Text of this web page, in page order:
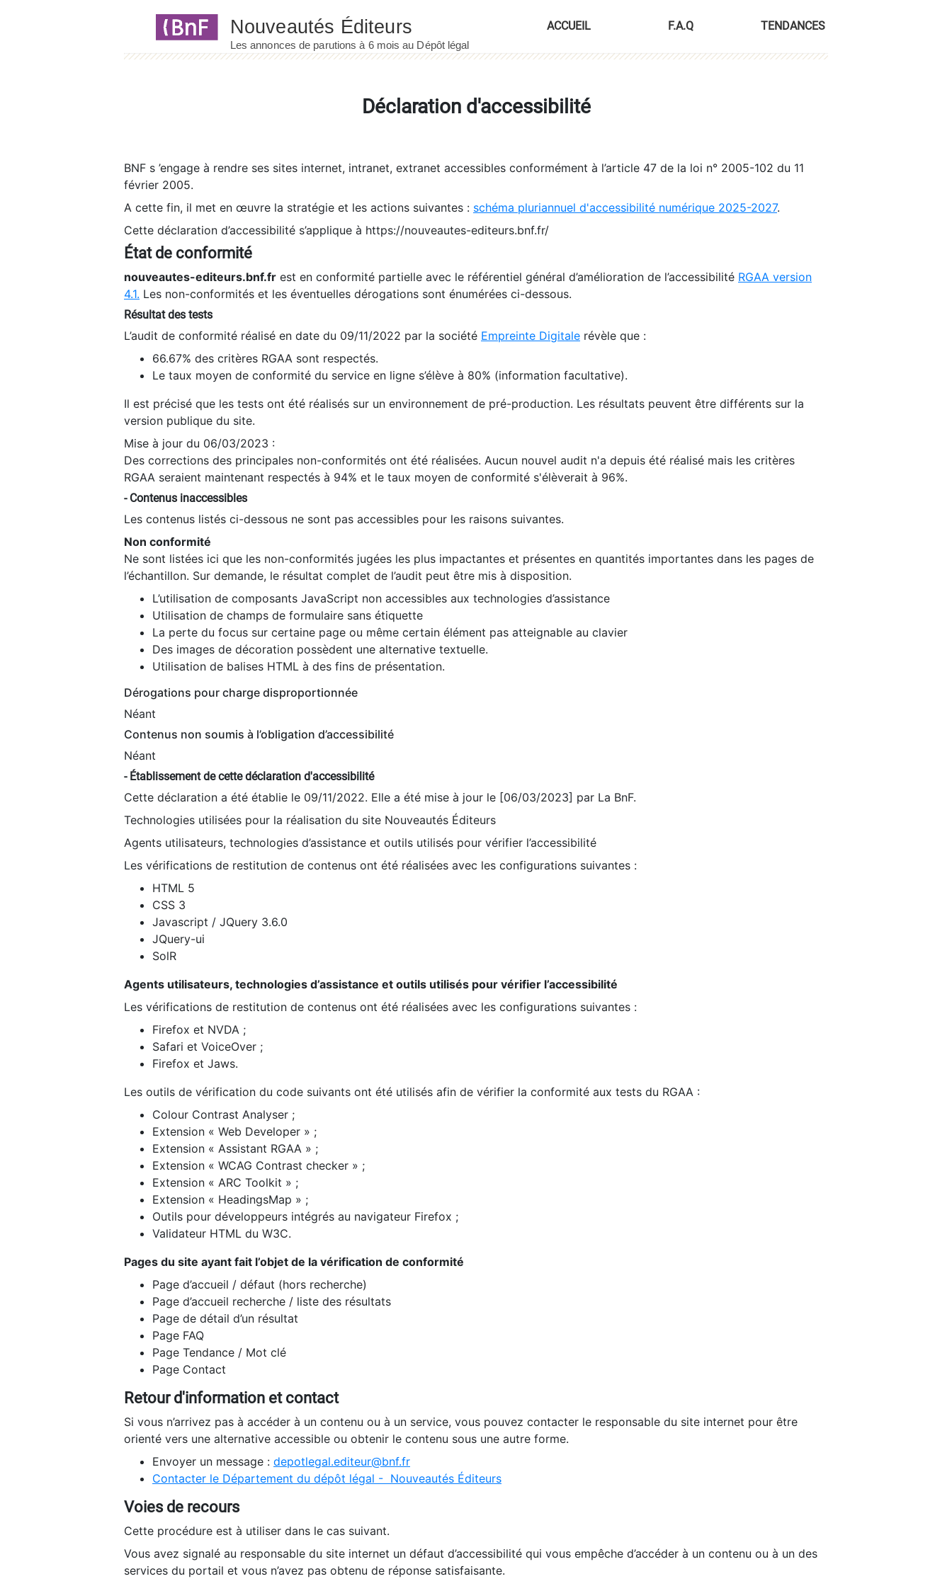
ACCUEIL F.A.Q TENDANCES
Déclaration d'accessibilité
BNF s ’engage à rendre ses sites internet, intranet, extranet accessibles conformément à l’article 47 de la loi n° 2005-102 du 11
février 2005.
A cette fin, il met en œuvre la stratégie et les actions suivantes : schéma pluriannuel d'accessibilité numérique 2025-2027.
Cette déclaration d’accessibilité s’applique à https://nouveautes-editeurs.bnf.fr/
État de conformité
nouveautes-editeurs.bnf.fr est en conformité partielle avec le référentiel général d’amélioration de l’accessibilité RGAA version
4.1. Les non-conformités et les éventuelles dérogations sont énumérées ci-dessous.
Résultat des tests
L’audit de conformité réalisé en date du 09/11/2022 par la société Empreinte Digitale révèle que :
66.67% des critères RGAA sont respectés.
Le taux moyen de conformité du service en ligne s’élève à 80% (information facultative).
Il est précisé que les tests ont été réalisés sur un environnement de pré-production. Les résultats peuvent être différents sur la
version publique du site.
Mise à jour du 06/03/2023 :
Des corrections des principales non-conformités ont été réalisées. Aucun nouvel audit n'a depuis été réalisé mais les critères
RGAA seraient maintenant respectés à 94% et le taux moyen de conformité s'élèverait à 96%.
- Contenus inaccessibles
Les contenus listés ci-dessous ne sont pas accessibles pour les raisons suivantes.
Non conformité
Ne sont listées ici que les non-conformités jugées les plus impactantes et présentes en quantités importantes dans les pages de
l’échantillon. Sur demande, le résultat complet de l’audit peut être mis à disposition.
L’utilisation de composants JavaScript non accessibles aux technologies d’assistance
Utilisation de champs de formulaire sans étiquette
La perte du focus sur certaine page ou même certain élément pas atteignable au clavier
Des images de décoration possèdent une alternative textuelle.
Utilisation de balises HTML à des fins de présentation.
Dérogations pour charge disproportionnée
Néant
Contenus non soumis à l’obligation d’accessibilité
Néant
- Établissement de cette déclaration d'accessibilité
Cette déclaration a été établie le 09/11/2022. Elle a été mise à jour le [06/03/2023] par La BnF.
Technologies utilisées pour la réalisation du site Nouveautés Éditeurs
Agents utilisateurs, technologies d’assistance et outils utilisés pour vérifier l’accessibilité
Les vérifications de restitution de contenus ont été réalisées avec les configurations suivantes :
HTML 5
CSS 3
Javascript / JQuery 3.6.0
JQuery-ui
SolR
Agents utilisateurs, technologies d’assistance et outils utilisés pour vérifier l’accessibilité
Les vérifications de restitution de contenus ont été réalisées avec les configurations suivantes :
Firefox et NVDA ;
Safari et VoiceOver ;
Firefox et Jaws.
Les outils de vérification du code suivants ont été utilisés afin de vérifier la conformité aux tests du RGAA :
Colour Contrast Analyser ;
Extension « Web Developer » ;
Extension « Assistant RGAA » ;
Extension « WCAG Contrast checker » ;
Extension « ARC Toolkit » ;
Extension « HeadingsMap » ;
Outils pour développeurs intégrés au navigateur Firefox ;
Validateur HTML du W3C.
Pages du site ayant fait l’objet de la vérification de conformité
Page d’accueil / défaut (hors recherche)
Page d’accueil recherche / liste des résultats
Page de détail d’un résultat
Page FAQ
Page Tendance / Mot clé
Page Contact
Retour d'information et contact
Si vous n’arrivez pas à accéder à un contenu ou à un service, vous pouvez contacter le responsable du site internet pour être
orienté vers une alternative accessible ou obtenir le contenu sous une autre forme.
Envoyer un message : depotlegal.editeur@bnf.fr
Contacter le Département du dépôt légal - Nouveautés Éditeurs
Voies de recours
Cette procédure est à utiliser dans le cas suivant.
Vous avez signalé au responsable du site internet un défaut d’accessibilité qui vous empêche d’accéder à un contenu ou à un des
services du portail et vous n’avez pas obtenu de réponse satisfaisante.